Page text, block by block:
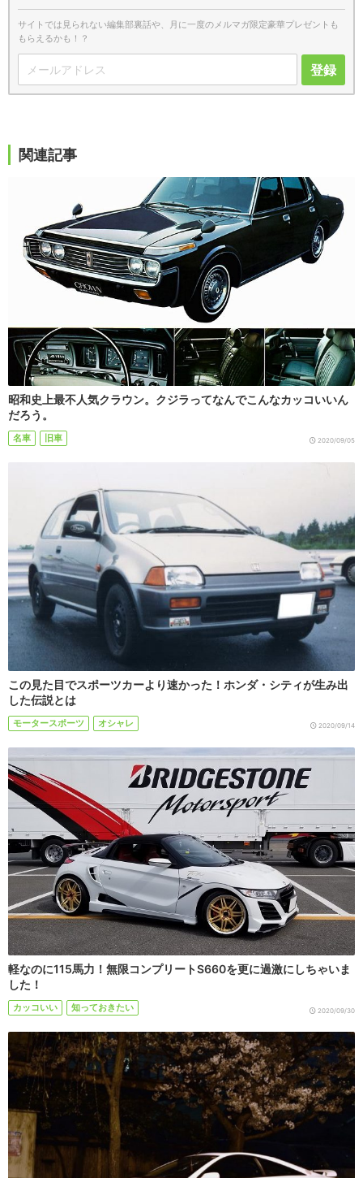
サイトでは見られない編集部裏話や、月に一度のメルマガ限定豪華プレゼントも
もらえるかも！？
登録
関連記事
昭和史上最不人気クラウン。クジラってなんでこんなカッコいいん
だろう。
名車 旧車 2020/09/05
この見た目でスポーツカーより速かった！ホンダ・シティが生み出
した伝説とは
モータースポーツ オシャレ 2020/09/14
軽なのに115馬力！無限コンプリートS660を更に過激にしちゃいま
した！
カッコいい 知っておきたい 2020/09/30